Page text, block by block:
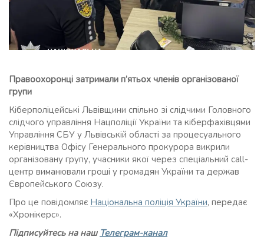
Правоохоронці затримали п’ятьох членів організованої
групи
Кіберполіцейські Львівщини спільно зі слідчими Головного
слідчого управління Нацполіції України та кіберфахівцями
Управління СБУ у Львівській області за процесуального
керівництва Офісу Генерального прокурора викрили
організовану групу, учасники якої через спеціальний call-
центр виманювали гроші у громадян України та держав
Європейського Союзу.
Про це повідомляє Національна поліція України, передає
«Хронікерс».
Підписуйтесь на наш Телеграм-канал